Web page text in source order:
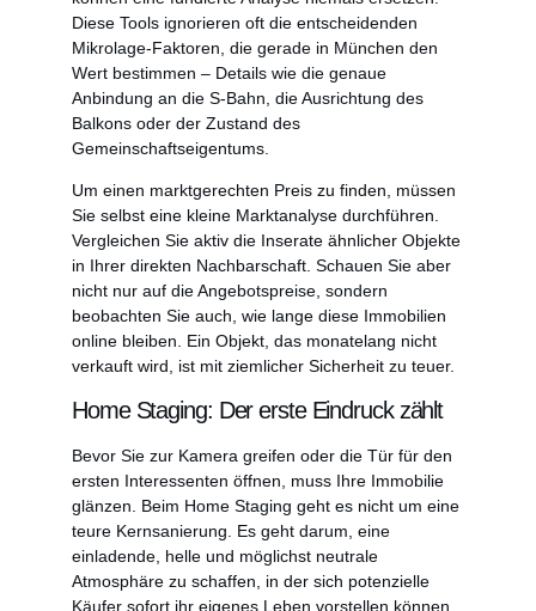
Diese Tools ignorieren oft die entscheidenden
Mikrolage-Faktoren, die gerade in München den
Wert bestimmen – Details wie die genaue
Anbindung an die S-Bahn, die Ausrichtung des
Balkons oder der Zustand des
Gemeinschaftseigentums.
Um einen marktgerechten Preis zu finden, müssen
Sie selbst eine kleine Marktanalyse durchführen.
Vergleichen Sie aktiv die Inserate ähnlicher Objekte
in Ihrer direkten Nachbarschaft. Schauen Sie aber
nicht nur auf die Angebotspreise, sondern
beobachten Sie auch, wie lange diese Immobilien
online bleiben. Ein Objekt, das monatelang nicht
verkauft wird, ist mit ziemlicher Sicherheit zu teuer.
Home Staging: Der erste Eindruck zählt
Bevor Sie zur Kamera greifen oder die Tür für den
ersten Interessenten öffnen, muss Ihre Immobilie
glänzen. Beim Home Staging geht es nicht um eine
teure Kernsanierung. Es geht darum, eine
einladende, helle und möglichst neutrale
Atmosphäre zu schaffen, in der sich potenzielle
Käufer sofort ihr eigenes Leben vorstellen können.